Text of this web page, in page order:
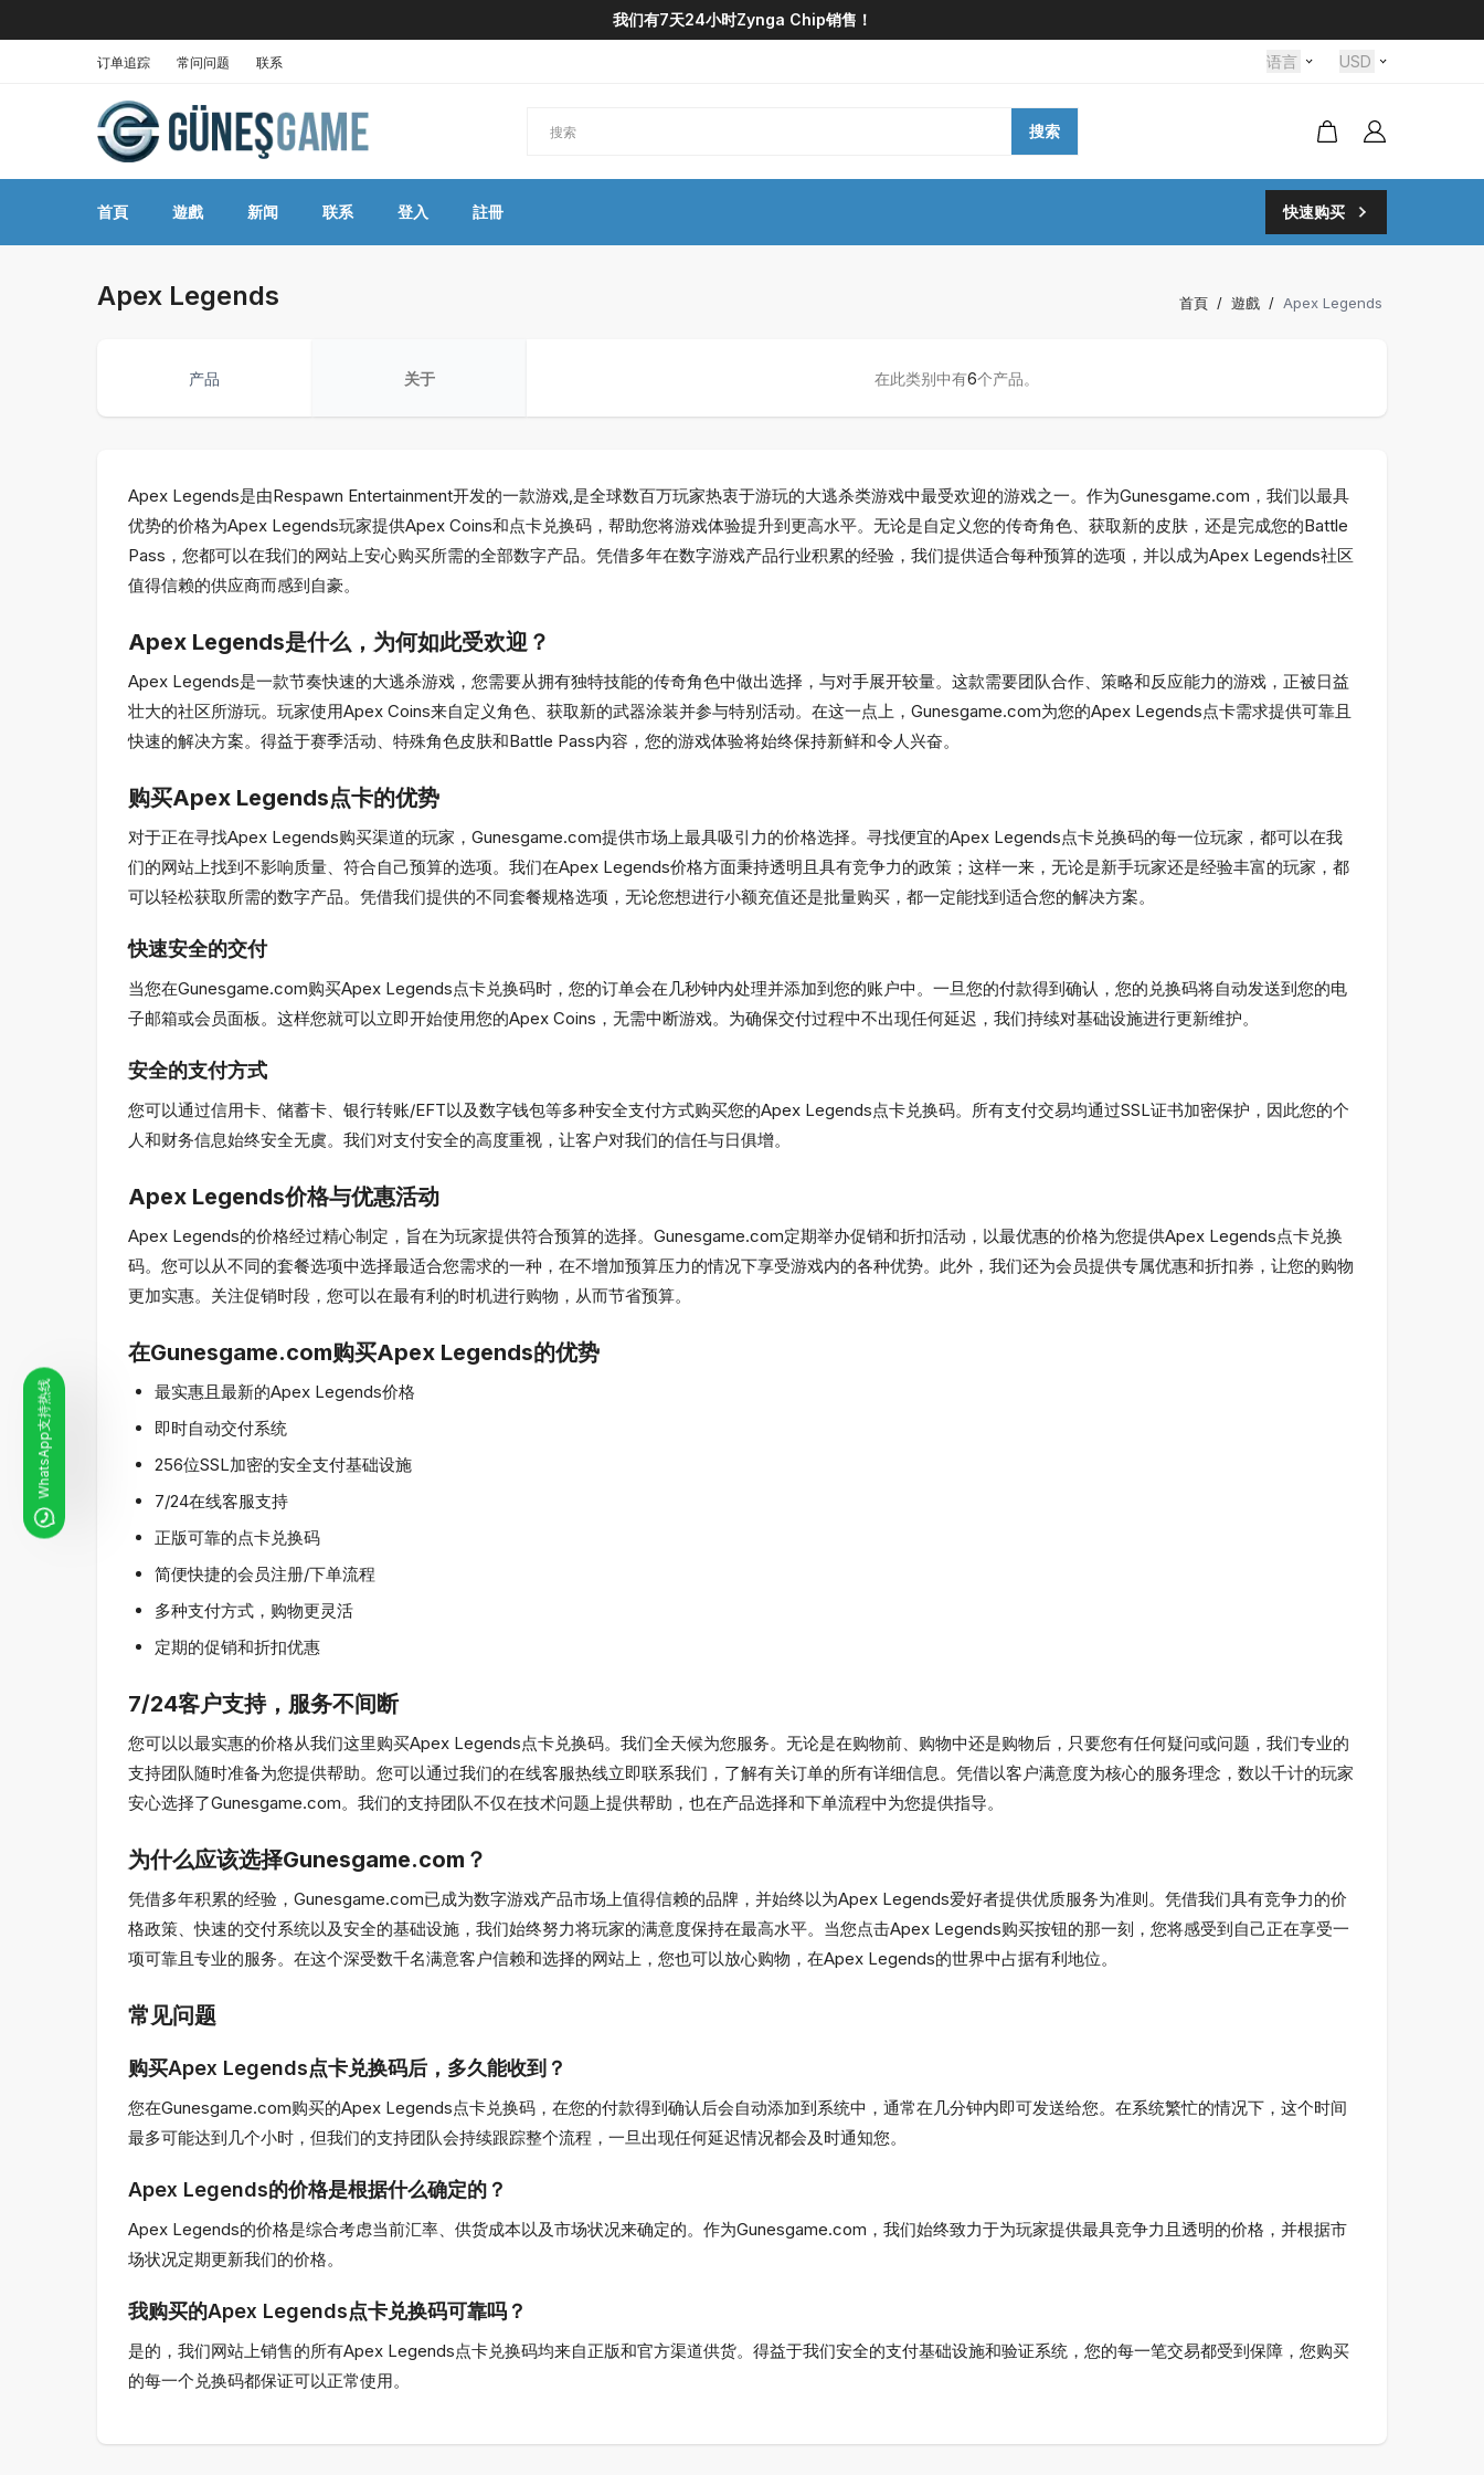
我们有7天24小时Zynga Chip销售！
订单追踪 常问问题 联系 语言 USD
搜索
首頁 遊戲 新闻 联系 登入 註冊 快速购买
Apex Legends 首頁 / 遊戲 / Apex Legends
产品 关于 在此类别中有6个产品。
Apex Legends是由Respawn Entertainment开发的一款游戏,是全球数百万玩家热衷于游玩的大逃杀类游戏中最受欢迎的游戏之一。作为Gunesgame.com，我们以最具
优势的价格为Apex Legends玩家提供Apex Coins和点卡兑换码，帮助您将游戏体验提升到更高水平。无论是自定义您的传奇角色、获取新的皮肤，还是完成您的Battle
Pass，您都可以在我们的网站上安心购买所需的全部数字产品。凭借多年在数字游戏产品行业积累的经验，我们提供适合每种预算的选项，并以成为Apex Legends社区
值得信赖的供应商而感到自豪。
Apex Legends是什么，为何如此受欢迎？
Apex Legends是一款节奏快速的大逃杀游戏，您需要从拥有独特技能的传奇角色中做出选择，与对手展开较量。这款需要团队合作、策略和反应能力的游戏，正被日益
壮大的社区所游玩。玩家使用Apex Coins来自定义角色、获取新的武器涂装并参与特别活动。在这一点上，Gunesgame.com为您的Apex Legends点卡需求提供可靠且
快速的解决方案。得益于赛季活动、特殊角色皮肤和Battle Pass内容，您的游戏体验将始终保持新鲜和令人兴奋。
购买Apex Legends点卡的优势
对于正在寻找Apex Legends购买渠道的玩家，Gunesgame.com提供市场上最具吸引力的价格选择。寻找便宜的Apex Legends点卡兑换码的每一位玩家，都可以在我
们的网站上找到不影响质量、符合自己预算的选项。我们在Apex Legends价格方面秉持透明且具有竞争力的政策；这样一来，无论是新手玩家还是经验丰富的玩家，都
可以轻松获取所需的数字产品。凭借我们提供的不同套餐规格选项，无论您想进行小额充值还是批量购买，都一定能找到适合您的解决方案。
快速安全的交付
当您在Gunesgame.com购买Apex Legends点卡兑换码时，您的订单会在几秒钟内处理并添加到您的账户中。一旦您的付款得到确认，您的兑换码将自动发送到您的电
子邮箱或会员面板。这样您就可以立即开始使用您的Apex Coins，无需中断游戏。为确保交付过程中不出现任何延迟，我们持续对基础设施进行更新维护。
安全的支付方式
您可以通过信用卡、储蓄卡、银行转账/EFT以及数字钱包等多种安全支付方式购买您的Apex Legends点卡兑换码。所有支付交易均通过SSL证书加密保护，因此您的个
人和财务信息始终安全无虞。我们对支付安全的高度重视，让客户对我们的信任与日俱增。
Apex Legends价格与优惠活动
Apex Legends的价格经过精心制定，旨在为玩家提供符合预算的选择。Gunesgame.com定期举办促销和折扣活动，以最优惠的价格为您提供Apex Legends点卡兑换
码。您可以从不同的套餐选项中选择最适合您需求的一种，在不增加预算压力的情况下享受游戏内的各种优势。此外，我们还为会员提供专属优惠和折扣券，让您的购物
更加实惠。关注促销时段，您可以在最有利的时机进行购物，从而节省预算。
在Gunesgame.com购买Apex Legends的优势
最实惠且最新的Apex Legends价格
即时自动交付系统
256位SSL加密的安全支付基础设施
7/24在线客服支持
正版可靠的点卡兑换码
简便快捷的会员注册/下单流程
多种支付方式，购物更灵活
定期的促销和折扣优惠
7/24客户支持，服务不间断
您可以以最实惠的价格从我们这里购买Apex Legends点卡兑换码。我们全天候为您服务。无论是在购物前、购物中还是购物后，只要您有任何疑问或问题，我们专业的
支持团队随时准备为您提供帮助。您可以通过我们的在线客服热线立即联系我们，了解有关订单的所有详细信息。凭借以客户满意度为核心的服务理念，数以千计的玩家
安心选择了Gunesgame.com。我们的支持团队不仅在技术问题上提供帮助，也在产品选择和下单流程中为您提供指导。
为什么应该选择Gunesgame.com？
凭借多年积累的经验，Gunesgame.com已成为数字游戏产品市场上值得信赖的品牌，并始终以为Apex Legends爱好者提供优质服务为准则。凭借我们具有竞争力的价
格政策、快速的交付系统以及安全的基础设施，我们始终努力将玩家的满意度保持在最高水平。当您点击Apex Legends购买按钮的那一刻，您将感受到自己正在享受一
项可靠且专业的服务。在这个深受数千名满意客户信赖和选择的网站上，您也可以放心购物，在Apex Legends的世界中占据有利地位。
常见问题
购买Apex Legends点卡兑换码后，多久能收到？
您在Gunesgame.com购买的Apex Legends点卡兑换码，在您的付款得到确认后会自动添加到系统中，通常在几分钟内即可发送给您。在系统繁忙的情况下，这个时间
最多可能达到几个小时，但我们的支持团队会持续跟踪整个流程，一旦出现任何延迟情况都会及时通知您。
Apex Legends的价格是根据什么确定的？
Apex Legends的价格是综合考虑当前汇率、供货成本以及市场状况来确定的。作为Gunesgame.com，我们始终致力于为玩家提供最具竞争力且透明的价格，并根据市
场状况定期更新我们的价格。
我购买的Apex Legends点卡兑换码可靠吗？
是的，我们网站上销售的所有Apex Legends点卡兑换码均来自正版和官方渠道供货。得益于我们安全的支付基础设施和验证系统，您的每一笔交易都受到保障，您购买
的每一个兑换码都保证可以正常使用。
WhatsApp支持热线